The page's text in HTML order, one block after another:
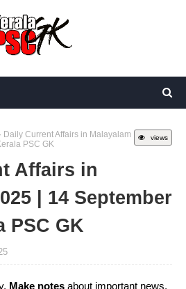
views
Daily Current Affairs in Malayalam
PSC GK
Affairs in
| 14 September
PSC GK
Make notes about important news,